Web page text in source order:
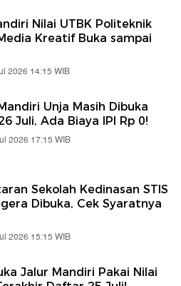
Nilai UTBK Politeknik
Kreatif Buka sampai
2026 14:15 WIB
Unja Masih Dibuka
Juli, Ada Biaya IPI Rp 0!
2026 17:15 WIB
Sekolah Kedinasan STIS
Dibuka, Cek Syaratnya
2026 15:15 WIB
Jalur Mandiri Pakai Nilai